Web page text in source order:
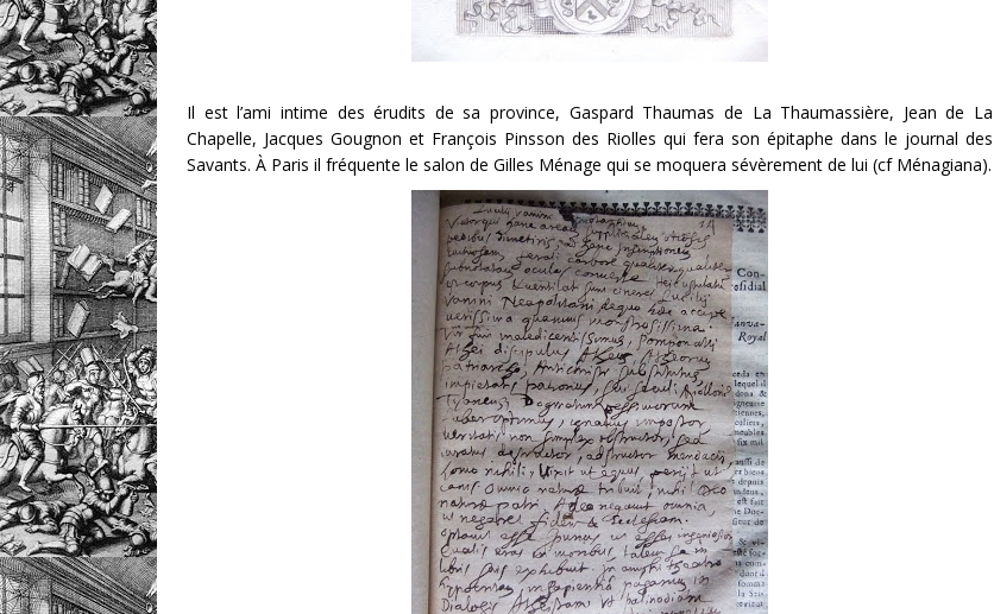
Il est l’ami intime des érudits de sa province, Gaspard Thaumas de La Thaumassière, Jean de La
Chapelle, Jacques Gougnon et François Pinsson des Riolles qui fera son épitaphe dans le journal des
Savants. À Paris il fréquente le salon de Gilles Ménage qui se moquera sévèrement de lui (cf Ménagiana).